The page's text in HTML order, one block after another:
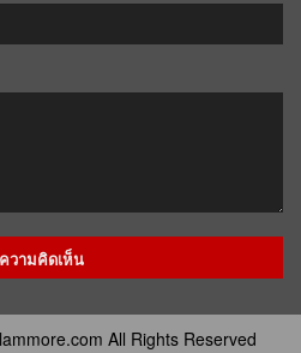
All Rights Reserved